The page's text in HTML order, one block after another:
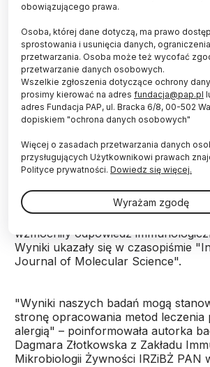
Limfocyty to białe krwinki, które
układu odpornościowego. Jeśli się
„doświadczy” np. kontaktem z
białkiem i przeszczepi do innego
wówczas taki transfer wzmocni
immunologiczną, a organizm
przeprowadzili naukowcy z
Zwierząt i Badań Żywności PAN w
Wykazali oni, że przeszczepione
wzmocniły odpowiedź
Wyniki ukazały się w czasopiśmie
Journal of Molecular Science".
"Wyniki naszych badań mogą
stronę opracowania metod leczenia
alergią" – poinformowała autorka
Dagmara Złotkowska z Zakładu
Mikrobiologii Żywności IRZiBŻ PAN
obowiązującego prawa.
Osoba, której dane dotyczą, ma prawo
sprostowania i usunięcia danych,
przetwarzania. Osoba może też wycofać
przetwarzanie danych osobowych.
Wszelkie zgłoszenia dotyczące ochrony
prosimy kierować na adres fundacja@pap.pl
adres Fundacja PAP, ul. Bracka 6/8, 00-502
dopiskiem "ochrona danych osobowych"
Więcej o zasadach przetwarzania danych
przysługujących Użytkownikowi prawach
Polityce prywatności. Dowiedz się więcej.
Wyrażam zgodę